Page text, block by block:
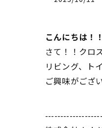
こんにちは！
さて！！クロ
リビング、ト
ご興味がござ